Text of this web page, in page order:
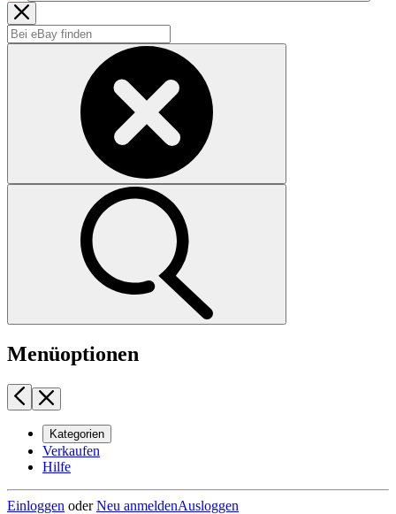
Menüoptionen
Kategorien
Verkaufen
Hilfe
Einloggen oderNeu anmeldenAusloggen